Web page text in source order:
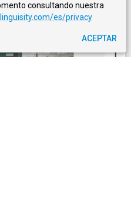
consultando nuestra
es/privacy
ACEPTAR